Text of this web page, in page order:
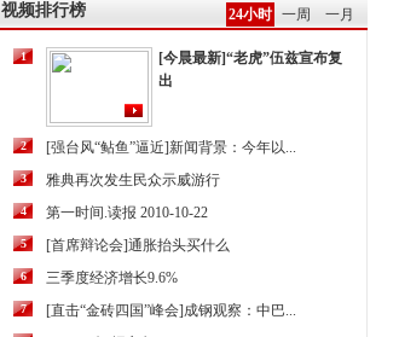
视频排行榜 24小时 一周 一月
1
[今晨最新]“老虎”伍兹宣布复
出
2 [强台风“鲇鱼”逼近]新闻背景：今年以...
3 雅典再次发生民众示威游行
4 第一时间.读报 2010-10-22
5 [首席辩论会]通胀抬头买什么
6 三季度经济增长9.6%
7 [直击“金砖四国”峰会]成钢观察：中巴...